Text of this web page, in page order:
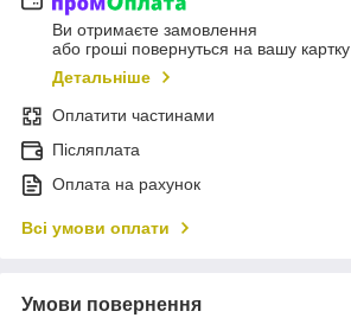
Ви отримаєте замовлення
або гроші повернуться на вашу картку
Детальніше
Оплатити частинами
Післяплата
Оплата на рахунок
Всі умови оплати
Умови повернення